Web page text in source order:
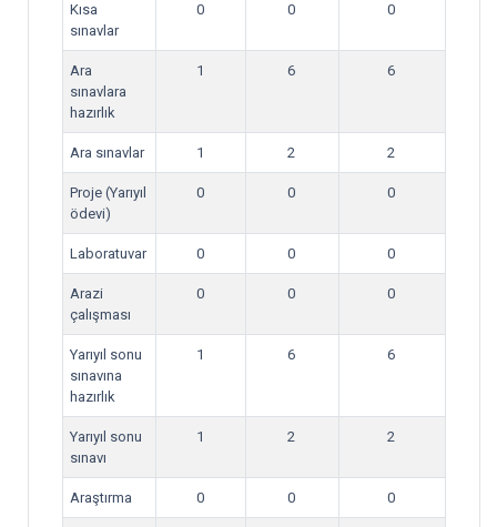
Kısa
sınavlar
0 0 0
Ara
sınavlara
hazırlık
1 6 6
Ara sınavlar 1 2 2
Proje (Yarıyıl
ödevi)
0 0 0
Laboratuvar 0 0 0
Arazi
çalışması
0 0 0
Yarıyıl sonu
sınavına
hazırlık
1 6 6
Yarıyıl sonu
sınavı
1 2 2
Araştırma 0 0 0